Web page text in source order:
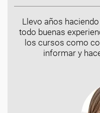
Llevo años
todo buenas
los cursos como
informar y